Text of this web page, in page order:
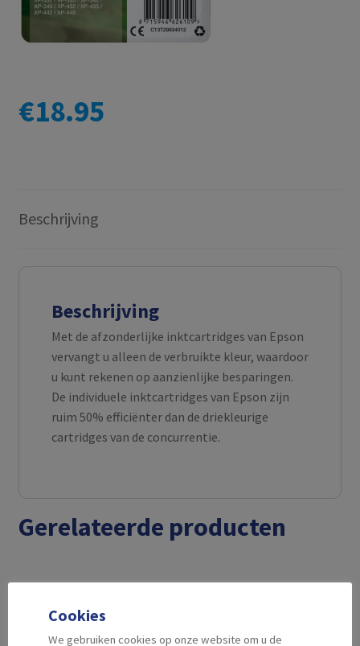
€18.95
Beschrijving
Beschrijving
Met de afzonderlijke inktcartridges van Epson
vervangt u alleen de verbruikte kleur, waardoor
u kunt rekenen op aanzienlijke besparingen.
De individuele inktcartridges van Epson zijn
ruim 50% efficiënter dan de driekleurige
cartridges van de concurrentie.
Gerelateerde producten
Cookies
We gebruiken cookies op onze website om u de